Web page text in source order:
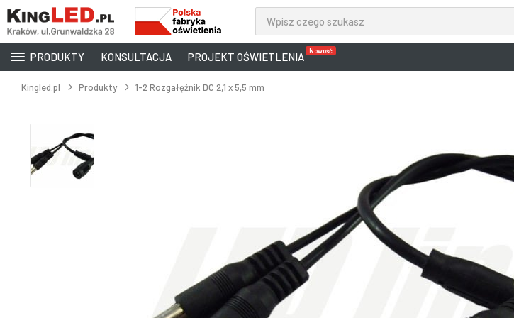
PRODUKTY KONSULTACJA PROJEKT OŚWIETLENIA Nowość
Kingled.pl Produkty 1-2 Rozgałęźnik DC 2,1 x 5,5 mm